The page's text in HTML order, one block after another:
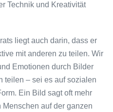
Technik und Kreativität
liegt auch darin, dass er
mit anderen zu teilen. Wir
Emotionen durch Bilder
teilen – sei es auf sozialen
Ein Bild sagt oft mehr
auf der ganzen